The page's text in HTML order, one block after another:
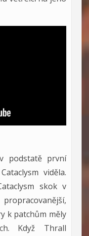
podstatě první
viděla.
skok v
k patchům měly
Když Thrall